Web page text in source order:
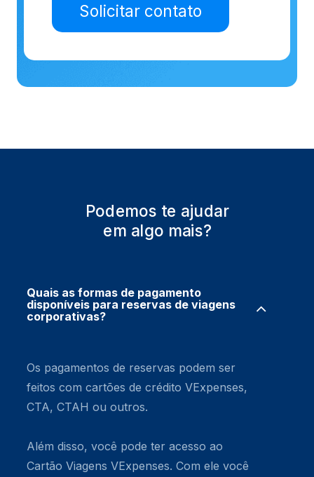
Quais as formas de pagamento
disponíveis para reservas de viagens
corporativas?
Os pagamentos de reservas podem ser
feitos com cartões de crédito VExpenses,
CTA, CTAH ou outros.
Além disso, você pode ter acesso ao
Cartão Viagens VExpenses. Com ele você
Podemos te ajudar
em algo mais?
Solicitar contato